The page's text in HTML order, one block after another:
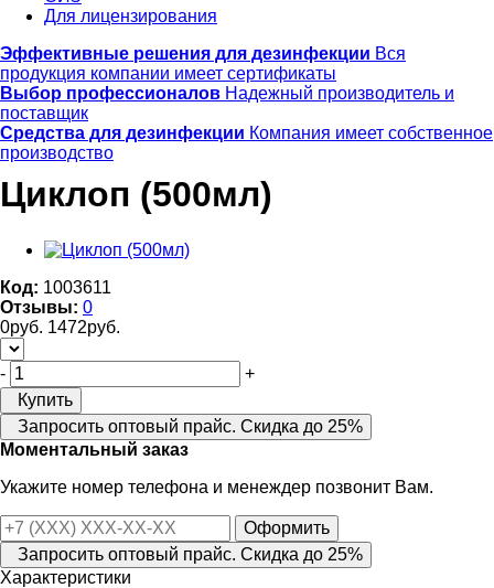
Для лицензирования
Эффективные решения для дезинфекции Вся
продукция компании имеет сертификаты
Выбор профессионалов Надежный производитель и
поставщик
Средства для дезинфекции Компания имеет собственное
производство
Циклоп (500мл)
Код: 1003611
Отзывы: 0
0руб. 1472руб.
-
+
Купить
Запросить оптовый прайс. Скидка до 25%
Моментальный заказ
Укажите номер телефона и менеждер позвонит Вам.
Оформить
Запросить оптовый прайс. Скидка до 25%
Характеристики